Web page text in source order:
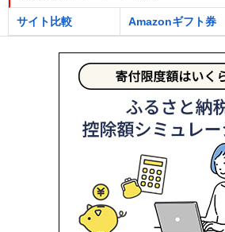
サイト比較 Amazonギフト券